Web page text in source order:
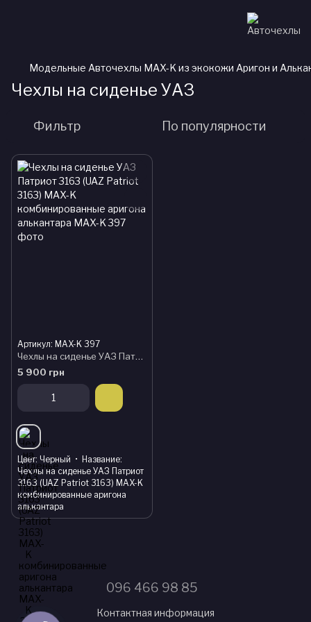
Модельные Авточехлы MAX-K из экокожи Аригон и
Чехлы на сиденье УАЗ
Фильтр По популярности
Артикул: MAX-K 397
Чехлы на сиденье УАЗ Патриот 3163 (UAZ Patriot 3163) MAX-K комбинированные аригона алькантара
5 900 грн
Цвет Черный
Название
Чехлы на сиденье УАЗ Патриот
3163 (UAZ Patriot 3163) MAX-K
комбинированные аригона
алькантара
096 466 98 85
Контактная информация